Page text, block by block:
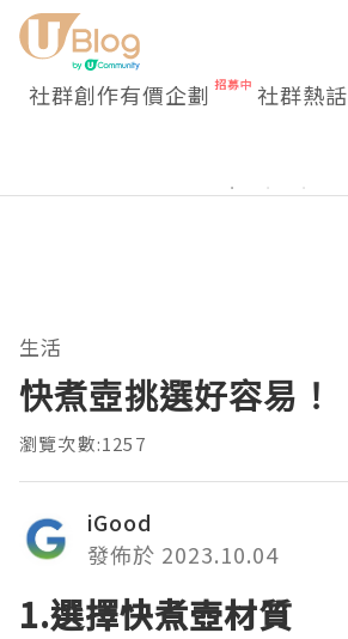
社群創作有價企劃 社群熱話
生活
快煮壺挑選好容易！
瀏覽次數:1257
iGood
發佈於 2023.10.04
1.選擇快煮壺材質